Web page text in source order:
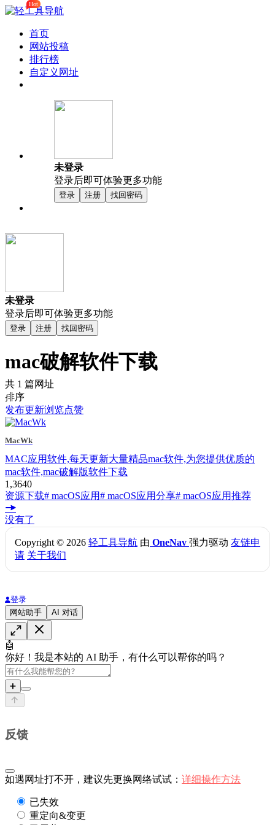
首页
网站投稿
排行榜
Hot
自定义网址
未登录
登录后即可体验更多功能
登录 注册 找回密码
未登录
登录后即可体验更多功能
登录 注册 找回密码
mac破解软件下载
共 1 篇网址
排序
发布更新浏览点赞
MacWk
MAC应用软件,每天更新大量精品mac软件,为您提供优质的
mac软件,mac破解版软件下载
1,3640
资源下载# macOS应用# macOS应用分享# macOS应用推荐
没有了
Copyright © 2026 轻工具导航 由 OneNav 强力驱动 友链申
请 关于我们
登录
网站助手
AI 对话
🤖
你好！我是本站的 AI 助手，有什么可以帮你的吗？
➕
反馈
如遇网址打不开，建议先更换网络试试： 详细操作方法
已失效
重定向&变更